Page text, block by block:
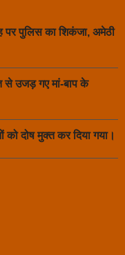
पर पुलिस का शिकंजा, अमेठी
से उजड़ गए मां-बाप के
को दोष मुक्त कर दिया गया।